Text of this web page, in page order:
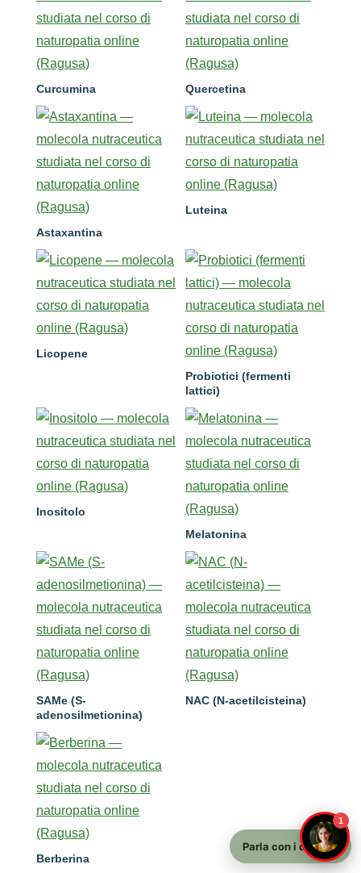
Curcumina Quercetina
Astaxantina
Luteina
Licopene
Probiotici (fermenti
lattici)
Inositolo
Melatonina
SAMe (S-
adenosilmetionina)
NAC (N-acetilcisteina)
Berberina
1
Parla con i docenti